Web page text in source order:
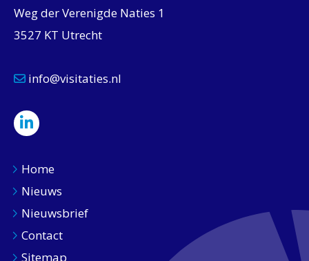
Weg der Verenigde Naties 1
3527 KT Utrecht
info@visitaties.nl
Home
Nieuws
Nieuwsbrief
Contact
Sitemap